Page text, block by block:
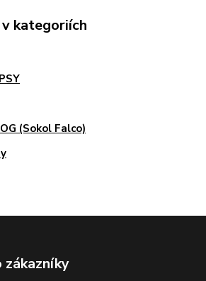
kategoriích
(Sokol Falco)
zákazníky